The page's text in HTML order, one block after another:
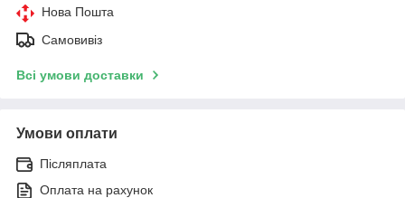
Нова Пошта
Самовивіз
Всі умови доставки
Умови оплати
Післяплата
Оплата на рахунок